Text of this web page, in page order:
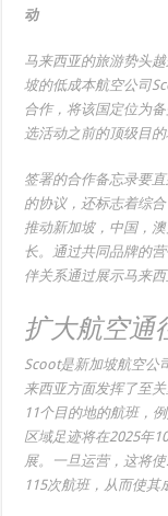
动
马来西亚的旅游势头
坡的低成本航空公司
合作，将该国定位为
选活动之前的顶级目的
签署的合作备忘录要
的协议，还标志着综
推动新加坡，中国，
长。通过共同品牌的
伴关系通过展示马来
扩大航空通
Scoot是新加坡航空公
来西亚方面发挥了至
11个目的地的航班，
区域足迹将在2025年
展。一旦运营，这将
115次航班，从而使其